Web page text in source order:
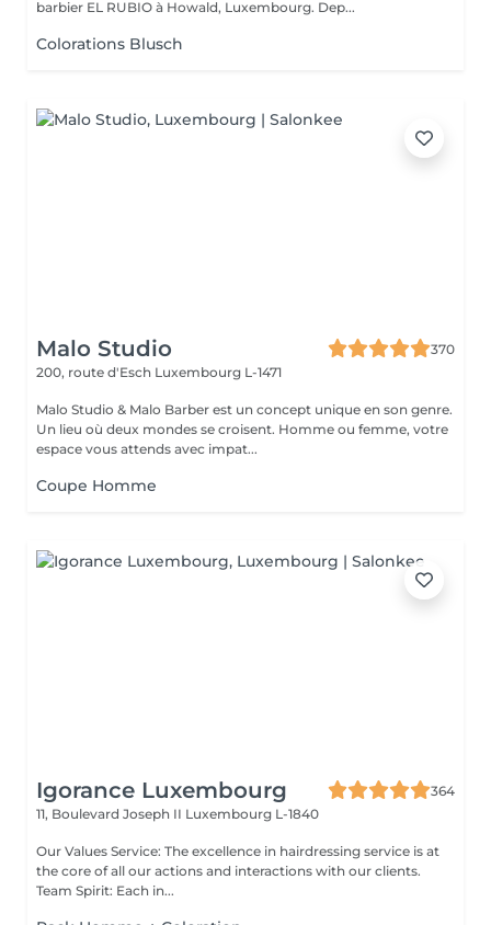
barbier EL RUBIO à Howald, Luxembourg. Dep...
Colorations Blusch
Malo Studio
370
200, route d'Esch Luxembourg L-1471
Malo Studio & Malo Barber est un concept unique en son genre.
Un lieu où deux mondes se croisent. Homme ou femme, votre
espace vous attends avec impat...
Coupe Homme
Igorance Luxembourg
364
11, Boulevard Joseph II Luxembourg L-1840
Our Values Service: The excellence in hairdressing service is at
the core of all our actions and interactions with our clients.
Team Spirit: Each in...